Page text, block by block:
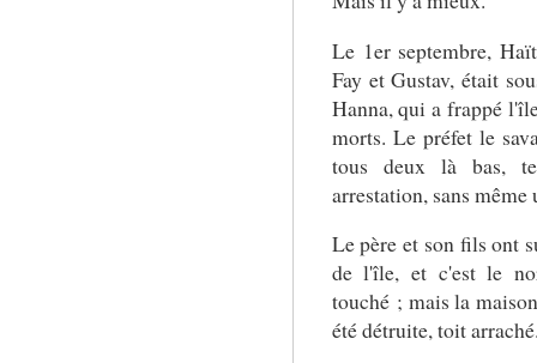
Le 1er septembre,
Fay et Gustav, était
Hanna, qui a frappé
morts. Le préfet le
tous deux là bas,
arrestation, sans même
Le père et son fils ont
de l'île, et c'est le
touché ; mais la
été détruite, toit